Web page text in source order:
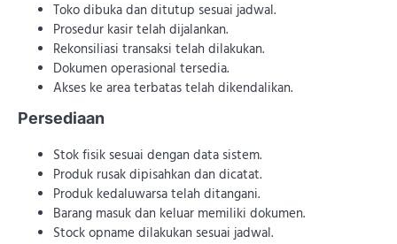
Toko dibuka dan ditutup sesuai jadwal.
Prosedur kasir telah dijalankan.
Rekonsiliasi transaksi telah dilakukan.
Dokumen operasional tersedia.
Akses ke area terbatas telah dikendalikan.
Persediaan
Stok fisik sesuai dengan data sistem.
Produk rusak dipisahkan dan dicatat.
Produk kedaluwarsa telah ditangani.
Barang masuk dan keluar memiliki dokumen.
Stock opname dilakukan sesuai jadwal.